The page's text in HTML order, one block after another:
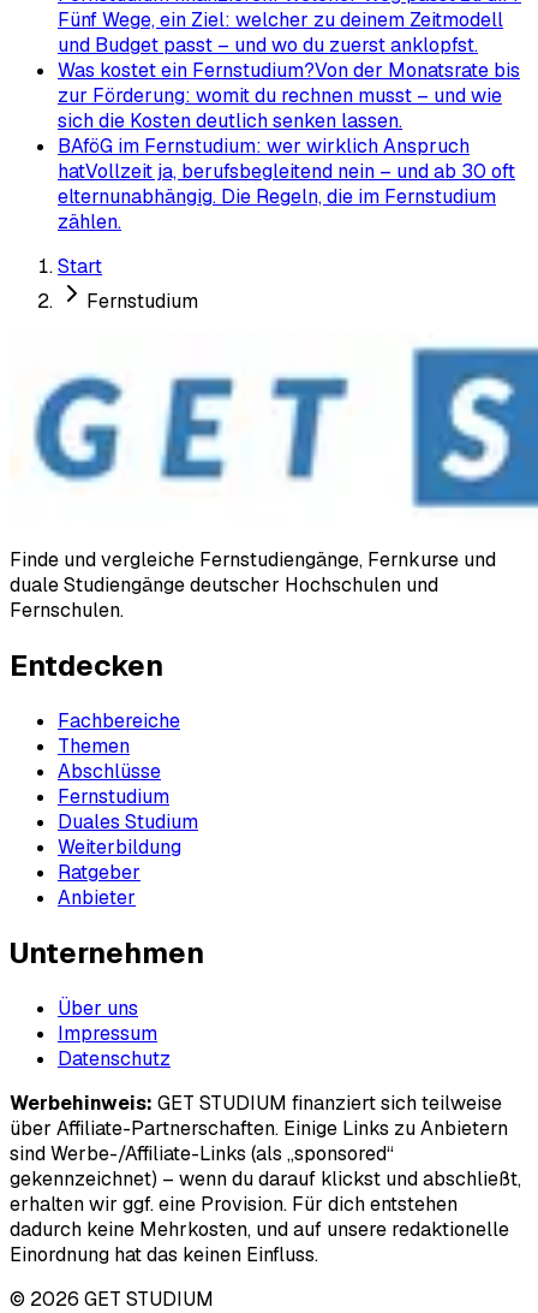
Fünf Wege, ein Ziel: welcher zu deinem Zeitmodell
und Budget passt – und wo du zuerst anklopfst.
Was kostet ein Fernstudium?Von der Monatsrate bis
zur Förderung: womit du rechnen musst – und wie
sich die Kosten deutlich senken lassen.
BAföG im Fernstudium: wer wirklich Anspruch
hatVollzeit ja, berufsbegleitend nein – und ab 30 oft
elternunabhängig. Die Regeln, die im Fernstudium
zählen.
Start
Fernstudium
Finde und vergleiche Fernstudiengänge, Fernkurse und
duale Studiengänge deutscher Hochschulen und
Fernschulen.
Entdecken
Fachbereiche
Themen
Abschlüsse
Fernstudium
Duales Studium
Weiterbildung
Ratgeber
Anbieter
Unternehmen
Über uns
Impressum
Datenschutz
Werbehinweis: GET STUDIUM finanziert sich teilweise
über Affiliate-Partnerschaften. Einige Links zu Anbietern
sind Werbe-/Affiliate-Links (als „sponsored“
gekennzeichnet) – wenn du darauf klickst und abschließt,
erhalten wir ggf. eine Provision. Für dich entstehen
dadurch keine Mehrkosten, und auf unsere redaktionelle
Einordnung hat das keinen Einfluss.
© 2026 GET STUDIUM